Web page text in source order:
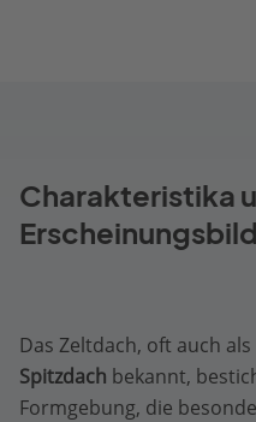
Charakteristika
Das Zeltdach, oft auch als
Spitzdach bekannt,
Formgebung, die